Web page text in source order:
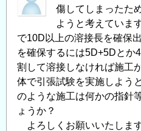
傷してしまったた
ようと考えていま
で10D以上の溶接長を確保
を確保するには5D+5Dとか
割して溶接しなければ施工
体で引張試験を実施しよう
のような施工は何かの指針
ょうか？
よろしくお願いいたします